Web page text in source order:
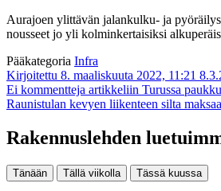
Aurajoen ylittävän jalankulku- ja
nousseet jo yli kolminkertaisiksi
Pääkategoria Infra
Kirjoitettu 8. maaliskuuta 2022, 11:21
Ei kommentteja artikkeliin Turussa
Raunistulan kevyen liikenteen silta
Rakennuslehden
Tänään Tällä viikolla Tässä kuussa